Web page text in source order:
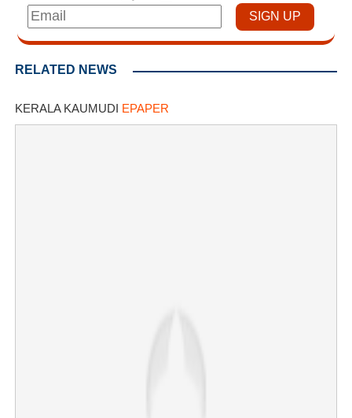
RELATED NEWS
KERALA KAUMUDI EPAPER